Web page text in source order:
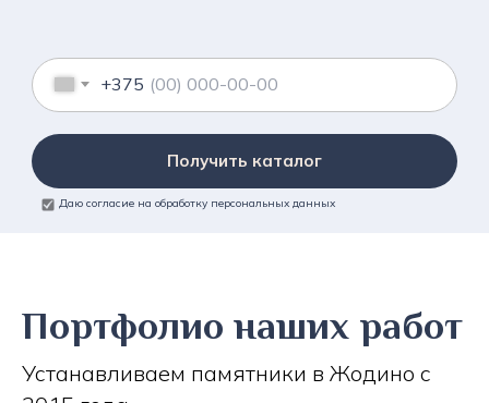
+375
Получить каталог
Даю согласие на обработку персональных данных
Портфолио наших работ
Устанавливаем памятники в Жодино с